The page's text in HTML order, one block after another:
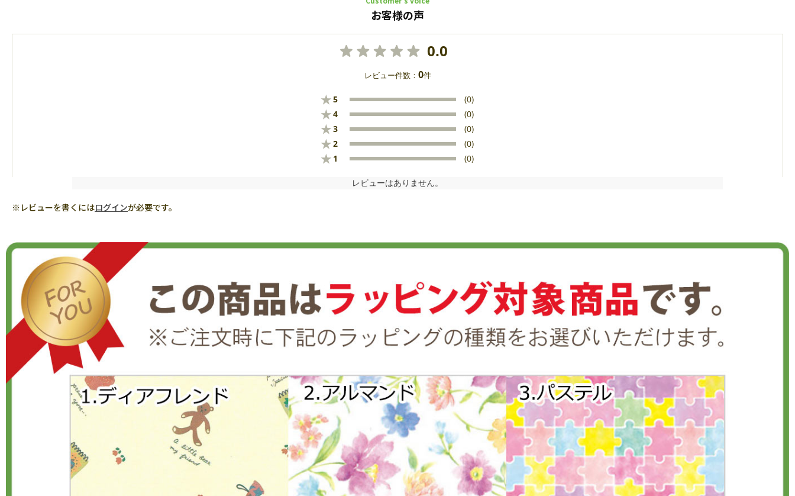
お客様の声
0.0
レビュー件数： 0件
★5 (0)
★4 (0)
★3 (0)
★2 (0)
★ 1 (0)
レビューはありません。
※レビューを書くにはログインが必要です。